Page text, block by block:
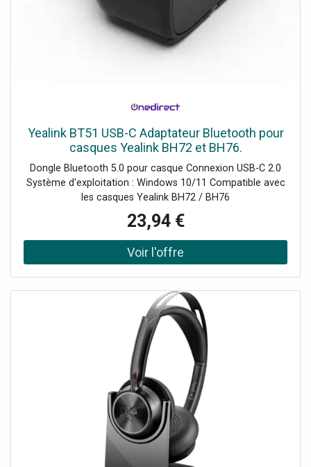
Yealink BT51 USB-C Adaptateur Bluetooth pour
casques Yealink BH72 et BH76.
Dongle Bluetooth 5.0 pour casque Connexion USB-C 2.0
Système d'exploitation : Windows 10/11 Compatible avec
les casques Yealink BH72 / BH76
23,94 €